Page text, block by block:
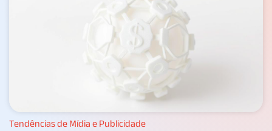
Tendências de Mídia e Publicidade